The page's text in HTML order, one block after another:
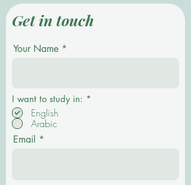
Get in touch
Your Name
I want to study in: *
English
Arabic
Email